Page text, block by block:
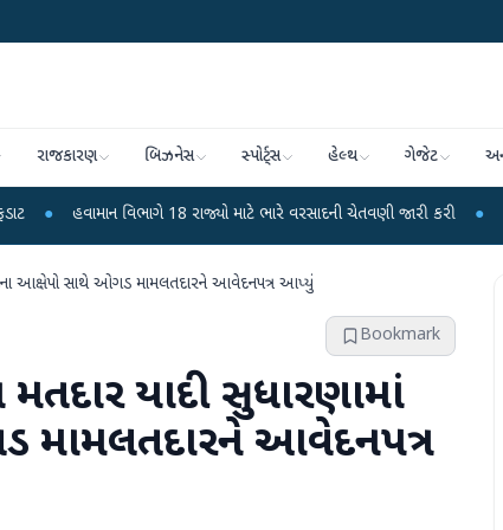
રાજકારણ બિઝનેસ સ્પોર્ટ્સ હેલ્થ ગેજેટ
વિભાગે 18 રાજ્યો માટે ભારે વરસાદની ચેતવણી જારી કરી ● સિદ્ધપુરથી
આક્ષેપો સાથે ઓગડ મામલતદારને આવેદનપત્ર આપ્યું
Bookmark
મતદાર યાદી સુધારણામાં
મામલતદારને આવેદનપત્ર